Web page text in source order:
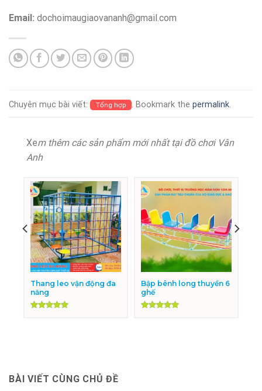
Email: dochoimaugiaovananh@gmail.com
Chuyên mục bài viết: Tổng hợp . Bookmark the permalink.
Xem thêm các sản phẩm mới nhất tại đồ chơi Vân
Anh
Thang leo vận động đa
năng
Bập bênh long thuyền 6
ghế
BÀI VIẾT CÙNG CHỦ ĐỀ